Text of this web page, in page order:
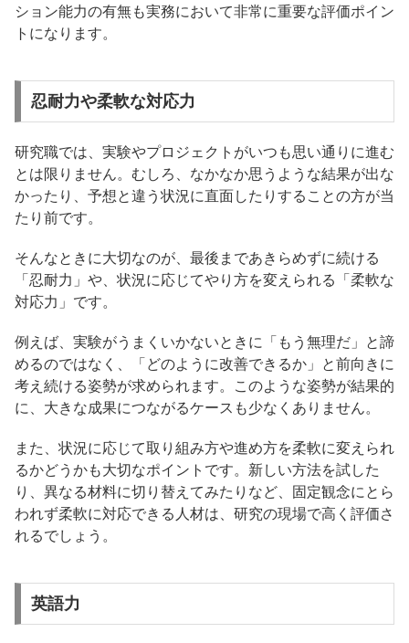
ション能力の有無も実務において非常に重要な評価ポイン
トになります。
忍耐力や柔軟な対応力
研究職では、実験やプロジェクトがいつも思い通りに進む
とは限りません。むしろ、なかなか思うような結果が出な
かったり、予想と違う状況に直面したりすることの方が当
たり前です。
そんなときに大切なのが、最後まであきらめずに続ける
「忍耐力」や、状況に応じてやり方を変えられる「柔軟な
対応力」です。
例えば、実験がうまくいかないときに「もう無理だ」と諦
めるのではなく、「どのように改善できるか」と前向きに
考え続ける姿勢が求められます。このような姿勢が結果的
に、大きな成果につながるケースも少なくありません。
また、状況に応じて取り組み方や進め方を柔軟に変えられ
るかどうかも大切なポイントです。新しい方法を試した
り、異なる材料に切り替えてみたりなど、固定観念にとら
われず柔軟に対応できる人材は、研究の現場で高く評価さ
れるでしょう。
英語力